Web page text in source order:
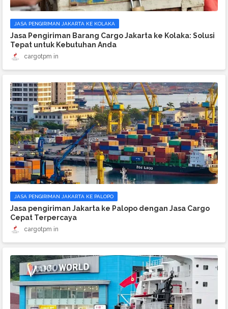
JASA PENGIRIMAN JAKARTA KE KOLAKA
Jasa Pengiriman Barang Cargo Jakarta ke Kolaka: Solusi
Tepat untuk Kebutuhan Anda
cargotpm
JASA PENGIRIMAN JAKARTA KE PALOPO
Jasa pengiriman Jakarta ke Palopo dengan Jasa Cargo
Cepat Terpercaya
cargotpm